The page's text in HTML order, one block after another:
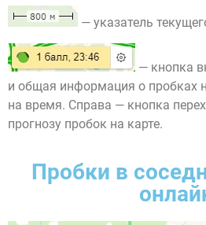
— указатель
— кнопка
и общая информация о пробках
на время. Справа — кнопка
прогнозу пробок на карте.
Пробки в